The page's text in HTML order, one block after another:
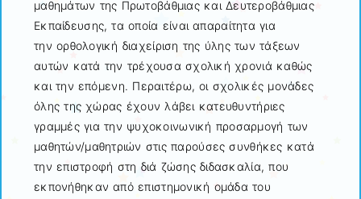
μαθημάτων της Πρωτοβάθμιας και Δευτεροβάθμιας
Εκπαίδευσης, τα οποία είναι απαραίτητα για
την ορθολογική διαχείριση της ύλης των τάξεων
αυτών κατά την τρέχουσα σχολική χρονιά καθώς
και την επόμενη. Περαιτέρω, οι σχολικές μονάδες
όλης της χώρας έχουν λάβει κατευθυντήριες
γραμμές για την ψυχοκοινωνική προσαρμογή των
μαθητών/μαθητριών στις παρούσες συνθήκες κατά
την επιστροφή στη διά ζώσης διδασκαλία, που
εκπονήθηκαν από επιστημονική ομάδα του